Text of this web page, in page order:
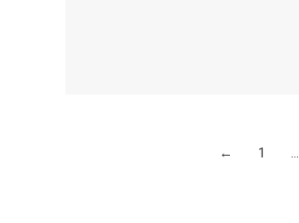
← 1 …